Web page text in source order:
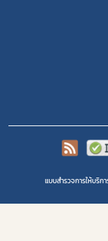
แบบสำรวจการให้บริก